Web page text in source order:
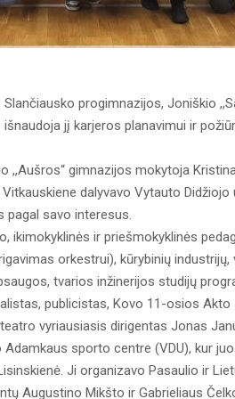
progimnazijos, Joniškio
jį karjeros planavimui ir
,,Aušros“ gimnazijos mokytoja
dalyvavo Vytauto
pagal savo interesus.
ikimokyklinės ir priešmokyklinės
orkestrui), kūrybinių
tvarios inžinerijos studijų
publicistas, Kovo 11-osios Akto
vyriausiasis dirigentas Jonas
sporto centre (VDU), kur
Ji organizavo Pasaulio ir
Augustino Mikšto ir Gabrieliaus